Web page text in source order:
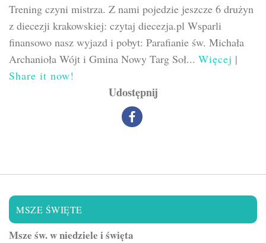
Trening czyni mistrza. Z nami pojedzie jeszcze 6 drużyn
z diecezji krakowskiej: czytaj diecezja.pl Wsparli
finansowo nasz wyjazd i pobyt: Parafianie św. Michała
Archanioła Wójt i Gmina Nowy Targ Soł... Więcej |
Share it now!
Udostępnij
MSZE ŚWIĘTE
Msze św. w niedziele i święta